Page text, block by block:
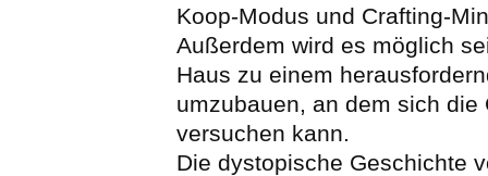
Koop-Modus und Crafting-
Außerdem wird es möglich
Haus zu einem
umzubauen, an dem sich die
versuchen kann.
Die dystopische Geschichte